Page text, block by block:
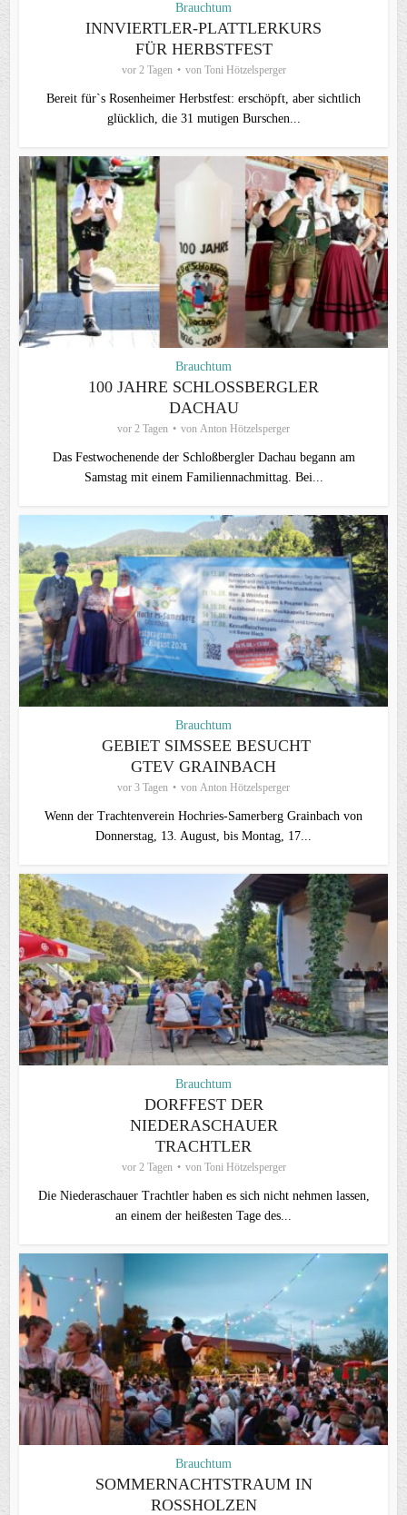
Brauchtum
INNVIERTLER-PLATTLERKURS
FÜR HERBSTFEST
vor 2 Tagen von Toni Hötzelsperger
Bereit für`s Rosenheimer Herbstfest: erschöpft, aber sichtlich
glücklich, die 31 mutigen Burschen...
Brauchtum
100 JAHRE SCHLOSSBERGLER D
ACHAU
vor 2 Tagen von Anton Hötzelsperger
Das Festwochenende der Schloßbergler Dachau begann am
Samstag mit einem Familiennachmittag. Bei...
Brauchtum
GEBIET SIMSSEE BESUCHT
GTEV GRAINBACH
vor 3 Tagen von Anton Hötzelsperger
Wenn der Trachtenverein Hochries-Samerberg Grainbach von
Donnerstag, 13. August, bis Montag, 17...
Brauchtum
DORFFEST DER
NIEDERASCHAUER
TRACHTLER
vor 2 Tagen von Toni Hötzelsperger
Die Niederaschauer Trachtler haben es sich nicht nehmen lassen,
an einem der heißesten Tage des...
Brauchtum
SOMMERNACHTSTRAUM IN
ROSSHOLZEN